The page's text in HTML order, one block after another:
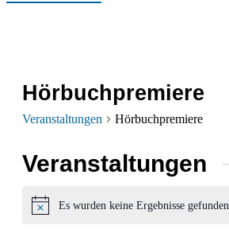
Hörbuchpremiere
Veranstaltungen Hörbuchpremiere
Veranstaltungen
Hinweis
Es wurden keine Ergebnisse gefunden.